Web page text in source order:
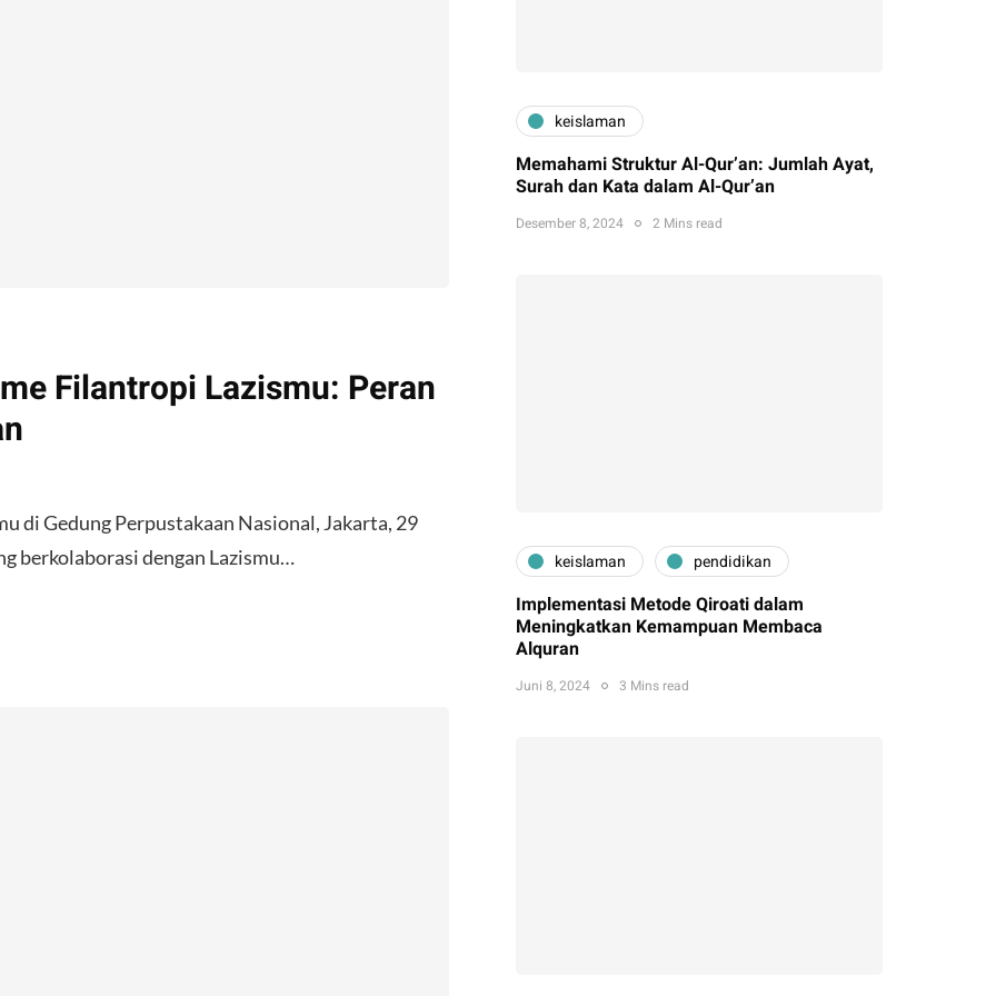
Filantropi Lazismu: Peran
di Gedung Perpustakaan Nasional, Jakarta, 29
berkolaborasi dengan Lazismu…
keislaman
Memahami Struktur Al-Qur’an: Jumlah Ayat,
Surah dan Kata dalam Al-Qur’an
Desember 8, 2024 2 Mins read
keislaman pendidikan
Implementasi Metode Qiroati dalam
Meningkatkan Kemampuan Membaca
Alquran
Juni 8, 2024 3 Mins read